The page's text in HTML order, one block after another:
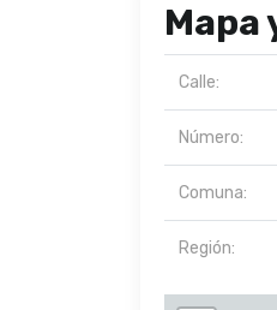
Mapa
Calle:
Número:
Comuna:
Región: